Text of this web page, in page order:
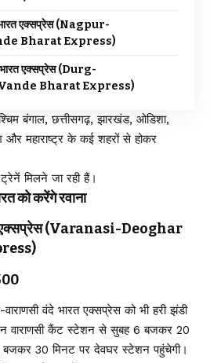
भारत एक्सप्रेस (Nagpur-
Bharat Express)
भारत एक्सप्रेस (Durg-
Bharat Express)
बंगाल, छत्तीसगढ़, झारखंड, ओडिशा,
महाराष्ट्र के कई शहरों से होकर
मिलने जा रही हैं।
को करेंगे रवाना
एक्सप्रेस (Varanasi-Deoghar
वंदे भारत एक्सप्रेस को भी हरी झंडी
वाराणसी कैंट स्टेशन से सुबह 6 बजकर 20
30 मिनट पर देवघर स्टेशन पहुंचेगी।